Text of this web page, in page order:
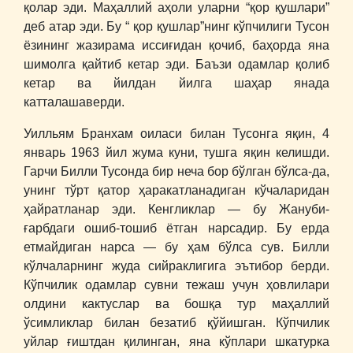
қолар эди. Маҳаллий аҳоли уларни “қор қушлари”
деб атар эди. Бу “ қор қушлар”нинг кўпчилиги Тусон
ёзининг жазирама иссиғидан қочиб, баҳорда яна
шимолга қайтиб кетар эди. Баъзи одамлар қолиб
кетар ва йилдан йилга шаҳар янада
катталашаверди.
Уилльям Бранхам оиласи билан Тусонга яқин, 4
январь 1963 йил жума куни, тушга яқин келишди.
Гарчи Билли Тусонда бир неча бор бўлган бўлса-да,
унинг тўрт қатор ҳаракатланадиган кўчаларидан
ҳайратланар эди. Кенгликлар ― бу Жануби-
ғарбдаги ошиб-тошиб ётган нарсадир. Бу ерда
етмайдиган нарса ― бу ҳам бўлса сув. Билли
кўлчаларнинг жуда сийраклигига эътибор берди.
Кўпчилик одамлар сувни тежаш учун ҳовлилари
олдини кактуслар ва бошқа тур маҳаллий
ўсимликлар билан безатиб қўйишган. Кўпчилик
уйлар ғиштдан қилинган, яна кўплари шкатурка